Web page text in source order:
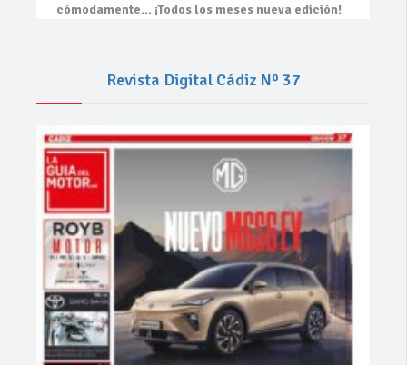
cómodamente… ¡Todos los meses nueva edición!
Revista Digital Cádiz Nº 37